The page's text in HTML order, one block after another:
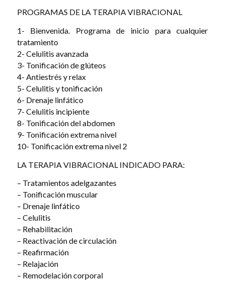
PROGRAMAS DE LA TERAPIA VIBRACIONAL
1- Bienvenida. Programa de inicio para cualquier
tratamiento
2- Celulitis avanzada
3- Tonificación de glúteos
4- Antiestrés y relax
5- Celulitis y tonificación
6- Drenaje linfático
7- Celulitis incipiente
8- Tonificación del abdomen
9- Tonificación extrema nivel
10- Tonificación extrema nivel 2
LA TERAPIA VIBRACIONAL INDICADO PARA:
– Tratamientos adelgazantes
– Tonificación muscular
– Drenaje linfático
– Celulitis
– Rehabilitación
– Reactivación de circulación
– Reafirmación
– Relajación
– Remodelación corporal